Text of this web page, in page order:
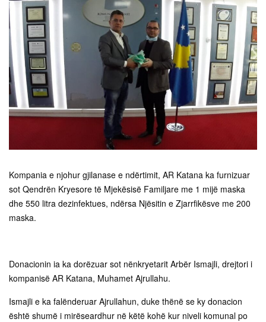
Kompania e njohur gjilanase e ndërtimit, AR Katana ka furnizuar
sot Qendrën Kryesore të Mjekësisë Familjare me 1 mijë maska
dhe 550 litra dezinfektues, ndërsa Njësitin e Zjarrfikësve me 200
maska.
Donacionin ia ka dorëzuar sot nënkryetarit Arbër Ismajli, drejtori i
kompanisë AR Katana, Muhamet Ajrullahu.
Ismajli e ka falënderuar Ajrullahun, duke thënë se ky donacion
është shumë i mirëseardhur në këtë kohë kur niveli komunal po